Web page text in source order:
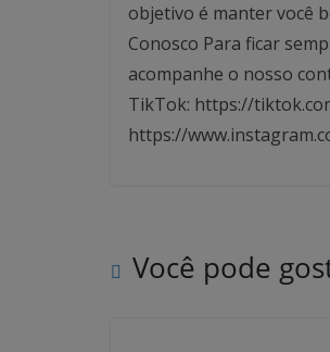
objetivo é manter você
Conosco Para ficar
acompanhe o nosso
TikTok: https://
https://
Você pode